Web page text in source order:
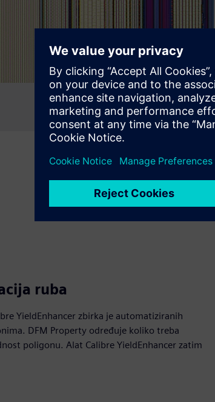
ruba
YieldEnhancer zbirka je automatiziranih
DFM Property određuje koliko treba
poligonu. Alat Calibre YieldEnhancer zatim